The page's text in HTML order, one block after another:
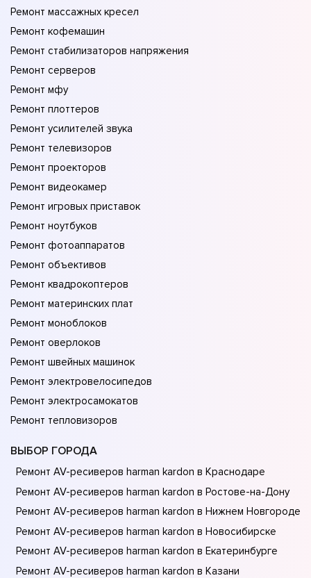
Ремонт массажных кресел
Ремонт кофемашин
Ремонт стабилизаторов напряжения
Ремонт серверов
Ремонт мфу
Ремонт плоттеров
Ремонт усилителей звука
Ремонт телевизоров
Ремонт проекторов
Ремонт видеокамер
Ремонт игровых приставок
Ремонт ноутбуков
Ремонт фотоаппаратов
Ремонт объективов
Ремонт квадрокоптеров
Ремонт материнских плат
Ремонт моноблоков
Ремонт оверлоков
Ремонт швейных машинок
Ремонт электровелосипедов
Ремонт электросамокатов
Ремонт тепловизоров
ВЫБОР ГОРОДА
Ремонт AV-ресиверов harman kardon в Краснодаре
Ремонт AV-ресиверов harman kardon в Ростове-на-Донy
Ремонт AV-ресиверов harman kardon в Нижнем Новгороде
Ремонт AV-ресиверов harman kardon в Новосибирске
Ремонт AV-ресиверов harman kardon в Екатеринбурге
Ремонт AV-ресиверов harman kardon в Казани